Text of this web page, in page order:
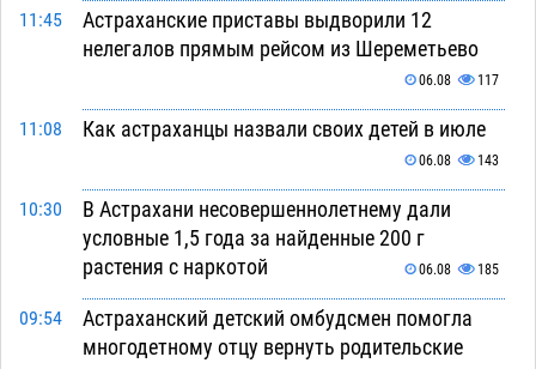
11:45
Астраханские приставы выдворили 12
нелегалов прямым рейсом из Шереметьево
06.08 117
11:08 Как астраханцы назвали своих детей в июле
06.08 143
10:30
В Астрахани несовершеннолетнему дали
условные 1,5 года за найденные 200 г
растения с наркотой
06.08 185
09:54
Астраханский детский омбудсмен помогла
многодетному отцу вернуть родительские